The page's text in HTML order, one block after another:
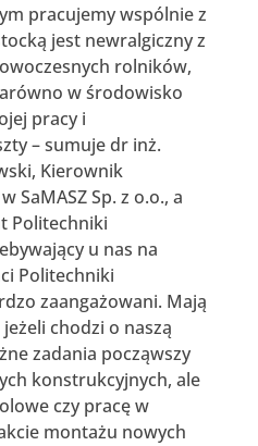
pracujemy wspólnie z
jest newralgiczny z
rolników,
w środowisko
pracy i
– sumuje dr inż.
Kierownik
SaMASZ Sp. z o.o., a
Politechniki
u nas na
Politechniki
zaangażowani. Mają
chodzi o naszą
zadania począwszy
konstrukcyjnych, ale
czy pracę w
montażu nowych